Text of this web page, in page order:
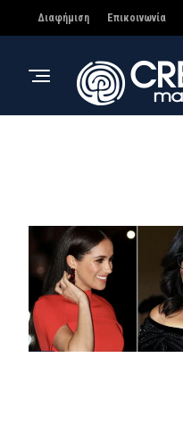
Διαφήμιση Επικοινωνία